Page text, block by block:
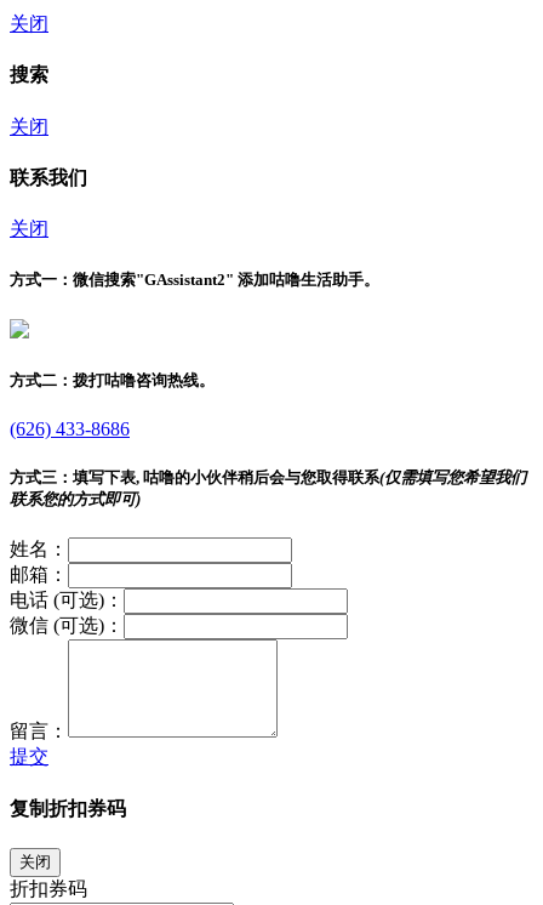
关闭
搜索
关闭
联系我们
关闭
方式一： 微信搜索"GAssistant2" 添加咕噜生活助手。
方式二： 拨打咕噜咨询热线。
(626) 433-8686
方式三： 填写下表, 咕噜的小伙伴稍后会与您取得联系(仅需填写您希望我们
联系您的方式即可)
姓名：
邮箱：
电话 (可选)：
微信 (可选)：
留言：
提交
复制折扣券码
关闭
折扣券码